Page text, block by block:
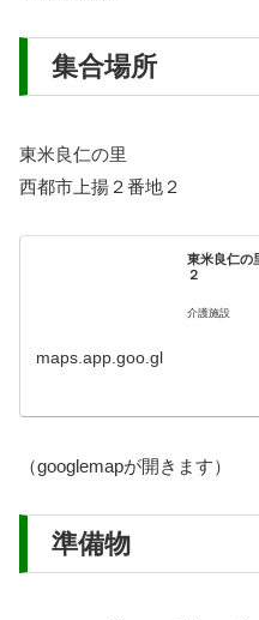
集合場所
東米良仁の里
西都市上揚２番地２
東米良仁の
２
介護施設
maps.app.goo.gl
（googlemapが開きます）
準備物